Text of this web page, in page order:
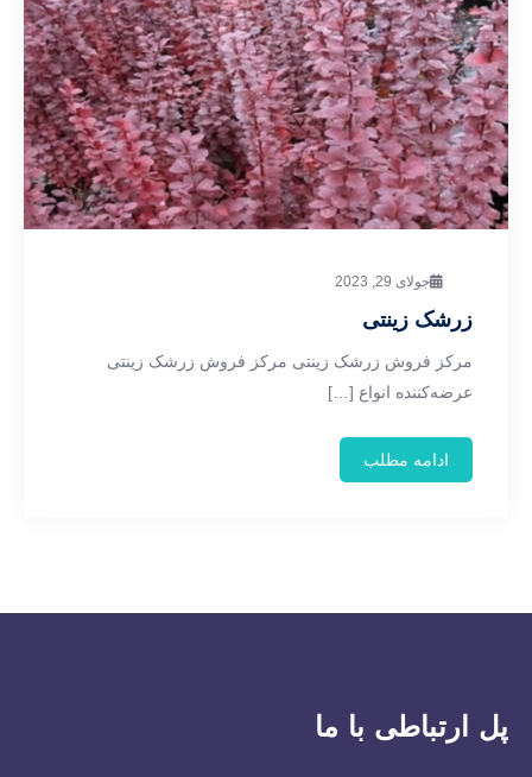
جولای 29, 2023
زرشک زینتی
مرکز فروش زرشک زینتی مرکز فروش زرشک زینتی
عرضه‌کننده انواع […]
ادامه مطلب
پل ارتباطی با ما